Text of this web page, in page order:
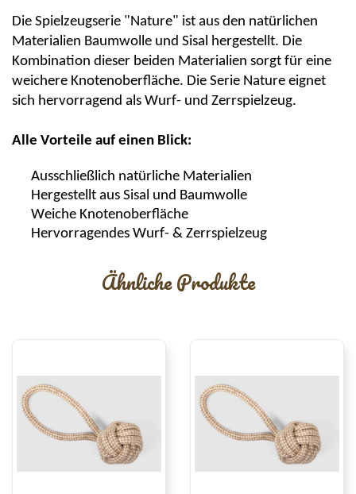
Die Spielzeugserie "Nature" ist aus den natürlichen
Materialien Baumwolle und Sisal hergestellt. Die
Kombination dieser beiden Materialien sorgt für eine
weichere Knotenoberfläche. Die Serie Nature eignet
sich hervorragend als Wurf- und Zerrspielzeug.
Alle Vorteile auf einen Blick:
Ausschließlich natürliche Materialien
Hergestellt aus Sisal und Baumwolle
Weiche Knotenoberfläche
Hervorragendes Wurf- & Zerrspielzeug
Ähnliche Produkte